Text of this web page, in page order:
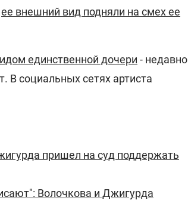
ее внешний вид подняли на смех ее
единственной дочери - недавно
В социальных сетях артиста
пришел на суд поддержать
Волочкова и Джигурда